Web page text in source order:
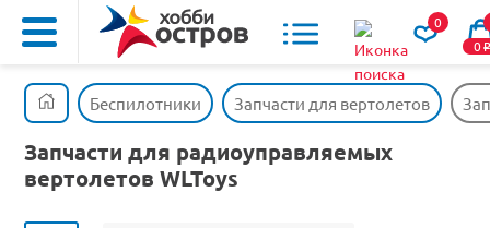
0
0o
Беспилотники Запчасти для вертолетов
Запчасти для радиоуправляемых
вертолетов WLToys